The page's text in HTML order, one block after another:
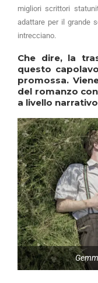
migliori scrittori
adattare per il grande
intrecciano.
Che dire, la
questo
promossa.
del romanzo
a livello